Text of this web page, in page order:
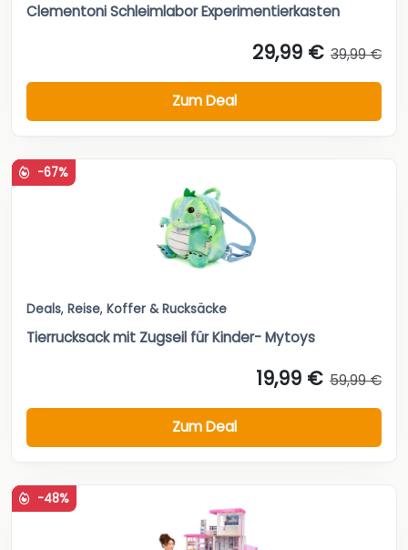
Clementoni Schleimlabor Experimentierkasten
29,99 € 39,99 €
Zum Deal
-67%
Deals, Reise, Koffer & Rucksäcke
Tierrucksack mit Zugseil für Kinder- Mytoys
19,99 € 59,99 €
Zum Deal
-48%